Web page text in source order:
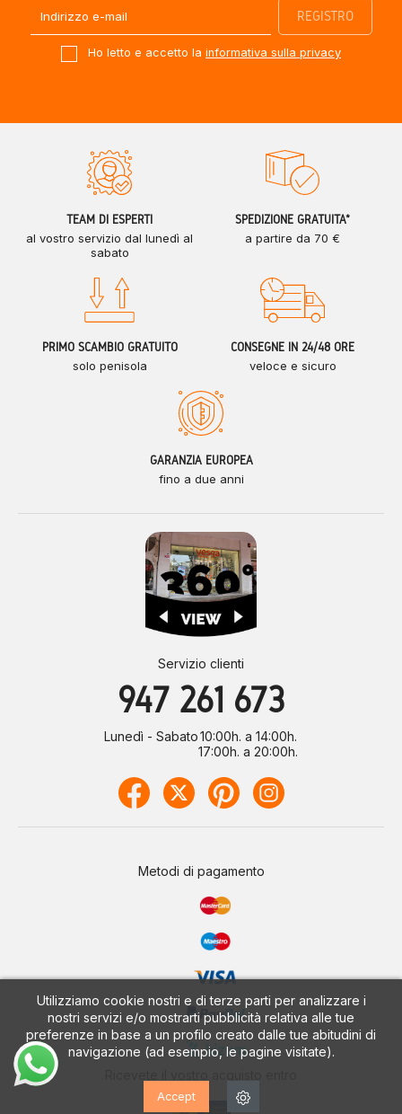
Utilizziamo cookie nostri e di terze parti per analizzare i
nostri servizi e/o mostrarti pubblicità relativa alle tue
preferenze in base a un profilo creato dalle tue abitudini di
navigazione (ad esempio, le pagine visitate).
Accept
Ho letto e accetto la informativa sulla privacy
TEAM DI ESPERTI
al vostro servizio dal lunedì al
sabato
SPEDIZIONE GRATUITA*
a partire da 70 €
PRIMO SCAMBIO GRATUITO
solo penisola
CONSEGNE IN 24/48 ORE
veloce e sicuro
GARANZIA EUROPEA
fino a due anni
Servizio clienti
947 261 673
Lunedì - Sabato10:00h. a 14:00h.
17:00h. a 20:00h.
Metodi di pagamento